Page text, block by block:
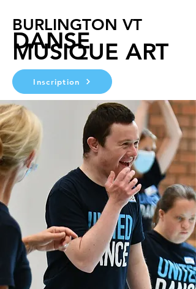
BURLINGTON VT
DANSE
MUSIQUE ART
Inscription